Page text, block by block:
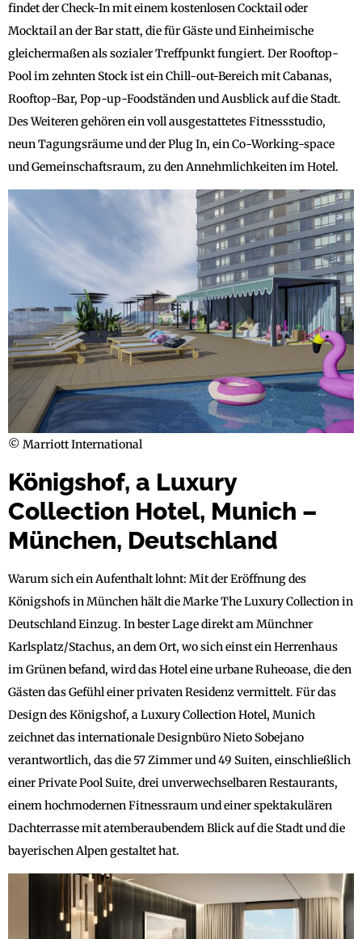
findet der Check-In mit einem kostenlosen Cocktail oder
Mocktail an der Bar statt, die für Gäste und Einheimische
gleichermaßen als sozialer Treffpunkt fungiert. Der Rooftop-
Pool im zehnten Stock ist ein Chill-out-Bereich mit Cabanas,
Rooftop-Bar, Pop-up-Foodständen und Ausblick auf die Stadt.
Des Weiteren gehören ein voll ausgestattetes Fitnessstudio,
neun Tagungsräume und der Plug In, ein Co-Working-space
und Gemeinschaftsraum, zu den Annehmlichkeiten im Hotel.
© Marriott International
Königshof, a Luxury
Collection Hotel, Munich –
München, Deutschland
Warum sich ein Aufenthalt lohnt: Mit der Eröffnung des
Königshofs in München hält die Marke The Luxury Collection in
Deutschland Einzug. In bester Lage direkt am Münchner
Karlsplatz/Stachus, an dem Ort, wo sich einst ein Herrenhaus
im Grünen befand, wird das Hotel eine urbane Ruheoase, die den
Gästen das Gefühl einer privaten Residenz vermittelt. Für das
Design des Königshof, a Luxury Collection Hotel, Munich
zeichnet das internationale Designbüro Nieto Sobejano
verantwortlich, das die 57 Zimmer und 49 Suiten, einschließlich
einer Private Pool Suite, drei unverwechselbaren Restaurants,
einem hochmodernen Fitnessraum und einer spektakulären
Dachterrasse mit atemberaubendem Blick auf die Stadt und die
bayerischen Alpen gestaltet hat.